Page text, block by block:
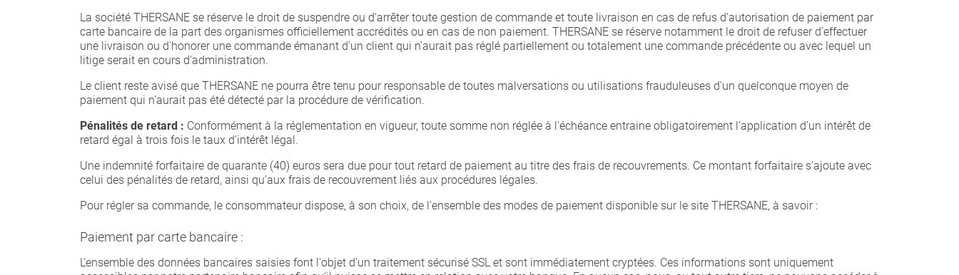
La société THERSANE se réserve le droit de suspendre ou d'arrêter toute gestion de commande et toute livraison en cas de refus d'autorisation de paiement par
carte bancaire de la part des organismes officiellement accrédités ou en cas de non paiement. THERSANE se réserve notamment le droit de refuser d'effectuer
une livraison ou d'honorer une commande émanant d'un client qui n'aurait pas réglé partiellement ou totalement une commande précédente ou avec lequel un
litige serait en cours d'administration.
Le client reste avisé que THERSANE ne pourra être tenu pour responsable de toutes malversations ou utilisations frauduleuses d'un quelconque moyen de
paiement qui n'aurait pas été détecté par la procédure de vérification.
Pénalités de retard : Conformément à la réglementation en vigueur, toute somme non réglée à l'échéance entraine obligatoirement l’application d’un intérêt de
retard égal à trois fois le taux d’intérêt légal.
Une indemnité forfaitaire de quarante (40) euros sera due pour tout retard de paiement au titre des frais de recouvrements. Ce montant forfaitaire s’ajoute avec
celui des pénalités de retard, ainsi qu’aux frais de recouvrement liés aux procédures légales.
Pour régler sa commande, le consommateur dispose, à son choix, de l'ensemble des modes de paiement disponible sur le site THERSANE, à savoir :
Paiement par carte bancaire :
L'ensemble des données bancaires saisies font l'objet d'un traitement sécurisé SSL et sont immédiatement cryptées. Ces informations sont uniquement